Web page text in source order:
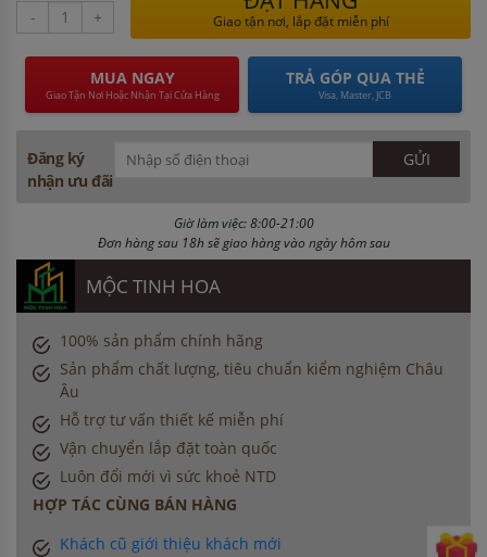
-
+ Giao tận nơi, lắp đặt miễn phí
MUA NGAY
Giao Tận Nơi Hoặc Nhận Tại Cửa Hàng
TRẢ GÓP QUA THẺ
Visa, Master, JCB
Đăng ký
nhận ưu đãi
Giờ làm việc: 8:00-21:00
Đơn hàng sau 18h sẽ giao hàng vào ngày hôm sau
MỘC TINH HOA
100% sản phẩm chính hãng
Sản phẩm chất lượng, tiêu chuẩn kiểm nghiệm Châu
Âu
Hỗ trợ tư vấn thiết kế miễn phí
Vận chuyển lắp đặt toàn quốc
Luôn đổi mới vì sức khoẻ NTD
HỢP TÁC CÙNG BÁN HÀNG
Khách cũ giới thiệu khách mới